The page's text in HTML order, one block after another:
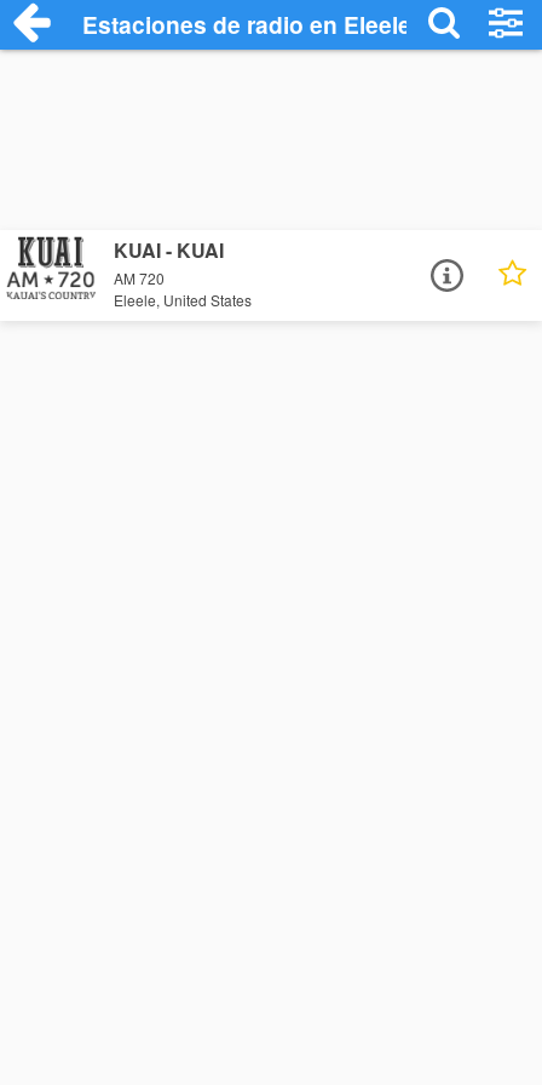
Estaciones de radio en Eleele -
KUAI - KUAI
AM 720
Eleele, United States